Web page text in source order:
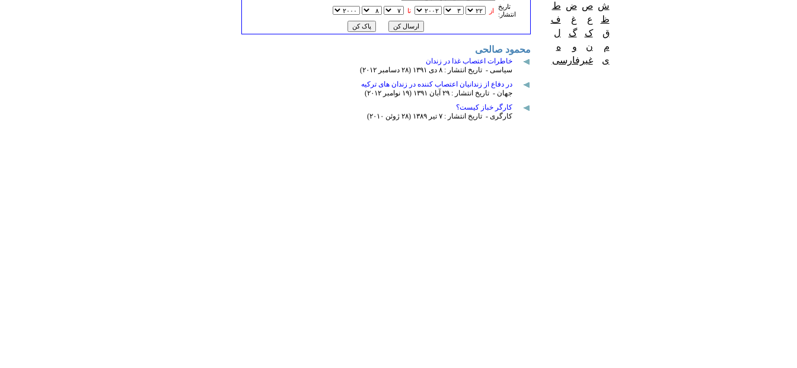
تاريخ
انتشار:
از تا
محمود صالحی
خاطرات اعتصاب غذا در زندان
سیاسی - تاریخ انتشار : ٨ دی ۱٣۹۱ (۲٨ دسامبر ۲۰۱۲)
در دفاع از زندانیان اعتصاب کننده در زندان های ترکیه
جهان - تاریخ انتشار : ۲۹ آبان ۱٣۹۱ (۱۹ نوامبر ۲۰۱۲)
کارگر خباز کیست؟
کارگری - تاریخ انتشار : ۷ تير ۱٣٨۹ (۲٨ ژوئن ۲۰۱۰)
ش ص ض ط
ظ
ع غ
ف
ق
ک گ
ل
م
ن و
ه
ی
غیرفارسی